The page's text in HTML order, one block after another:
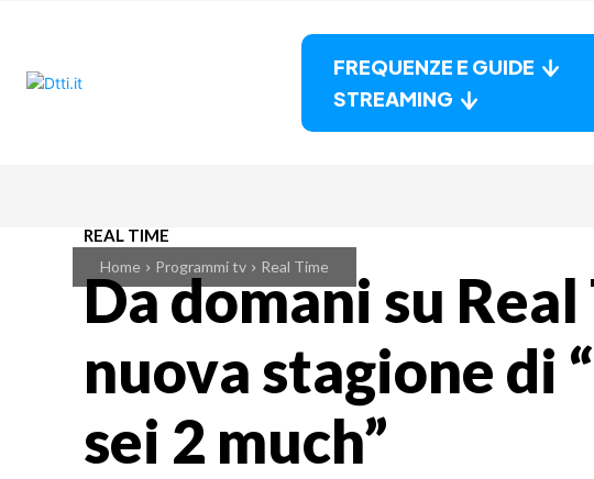
FREQUENZE E GUIDE
STREAMING
Home Programmi tv Real Time
REAL TIME
Da domani su
nuova stagione di
sei 2 much”